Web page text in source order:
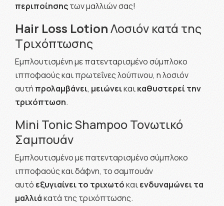
περιποίησηςτων μαλλιών σας!
Hair Loss LotionΛοσιόν κατά της
Τριχόπτωσης
Εμπλουτισμένη με πατενταρισμένο σύμπλοκο
ιπποφαούς καιπρωτεΐνες λούπινου, η λοσιόν
αυτή προλαμβάνει, μειώνεικαικαθυστερεί την
τριχόπτωση.
Mini Tonic Shampoo Τονωτικό
Σαμπουάν
Εμπλουτισμένο με πατενταρισμένο σύμπλοκο
ιπποφαούς και δάφνη, το σαμπουάν
αυτό εξυγιαίνει το τριχωτόκαιενδυναμώνει τα
μαλλιάκατά της τριχόπτωσης.